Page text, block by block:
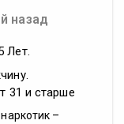
назад
Лет.
31 и старше
–